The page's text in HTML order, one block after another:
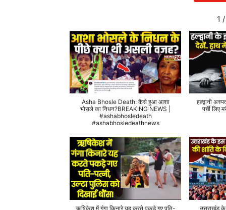
1 /
Asha Bhosle Death: कैसे हुआ आशा
भोसले का निधन?BREAKING NEWS |
#ashabhosledeath
#ashabhosledeathnews
हल्द्वानी
पर्ची
ऋषिकेश में गंगा किनारे यह करते पकड़े गए पति-
उत्तराखंड